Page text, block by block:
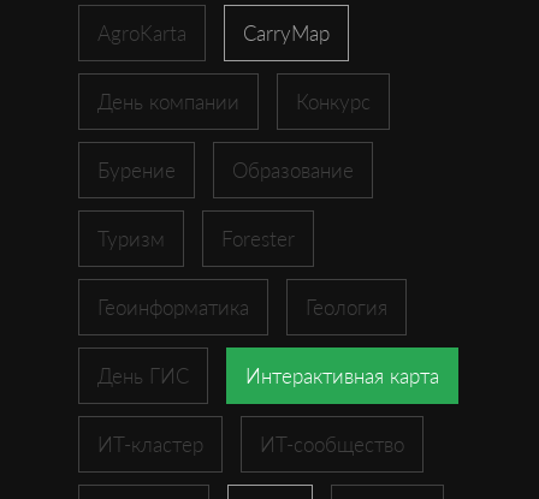
AgroKarta CarryMap
День компании Конкурс
Бурение Образование
Туризм Forester
Геоинформатика Геология
День ГИС Интерактивная карта
ИТ-кластер ИТ-сообщество